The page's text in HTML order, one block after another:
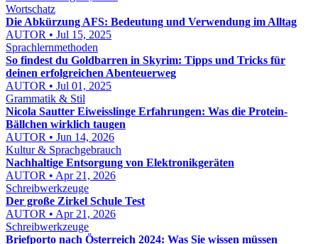
Wortschatz
Die Abkürzung AFS: Bedeutung und Verwendung im Alltag
AUTOR • Jul 15, 2025
Sprachlernmethoden
So findest du Goldbarren in Skyrim: Tipps und Tricks für
deinen erfolgreichen Abenteuerweg
AUTOR • Jul 01, 2025
Grammatik & Stil
Nicola Sautter Eiweisslinge Erfahrungen: Was die Protein-
Bällchen wirklich taugen
AUTOR • Jun 14, 2026
Kultur & Sprachgebrauch
Nachhaltige Entsorgung von Elektronikgeräten
AUTOR • Apr 21, 2026
Schreibwerkzeuge
Der große Zirkel Schule Test
AUTOR • Apr 21, 2026
Schreibwerkzeuge
Briefporto nach Österreich 2024: Was Sie wissen müssen